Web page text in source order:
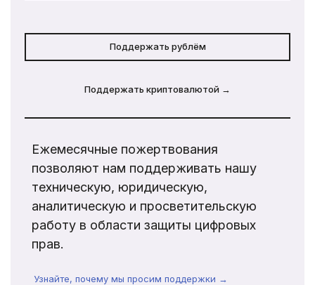
Поддержать рублём
Поддержать криптовалютой →
Ежемесячные пожертвования
позволяют нам поддерживать нашу
техническую, юридическую,
аналитическую и просветительскую
работу в области защиты цифровых
прав.
Узнайте, почему мы просим поддержки →